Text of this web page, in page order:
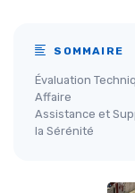
SOMMAIRE
Évaluation
Affaire
Assistance et
la Sérénité